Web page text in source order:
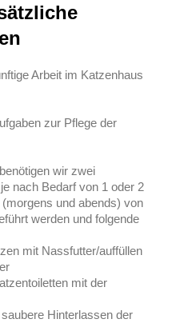
Arbeit im Katzenhaus
zur Pflege der
wir zwei
nach Bedarf von 1 oder 2
und abends) von
werden und folgende
mit Nassfutter/auffüllen
mit der
Hinterlassen der